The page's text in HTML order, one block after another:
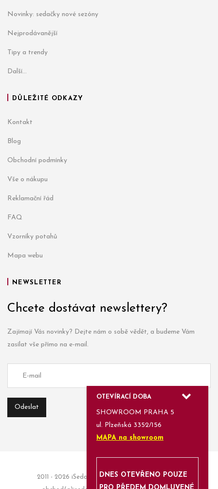
Novinky: sedačky nové sezóny
Nejprodávanější
Tipy a trendy
Další...
DŮLEŽITÉ ODKAZY
Kontakt
Blog
Obchodní podmínky
Vše o nákupu
Reklamační řád
FAQ
Vzorníky potahů
Mapa webu
NEWSLETTER
Chcete dostávat newslettery?
Zajímají Vás novinky? Dejte nám o sobě vědět, a budeme Vám
zasílat vše přímo na e-mail.
2011 - 2026 iSedačky.cz | Informace a objednávky:
OTEVÍRACÍ DOBA
SHOWROOM PRAHA 5
ul. Plzeňská 3352/156
MAPA na showroom
DNES OTEVŘENO POUZE